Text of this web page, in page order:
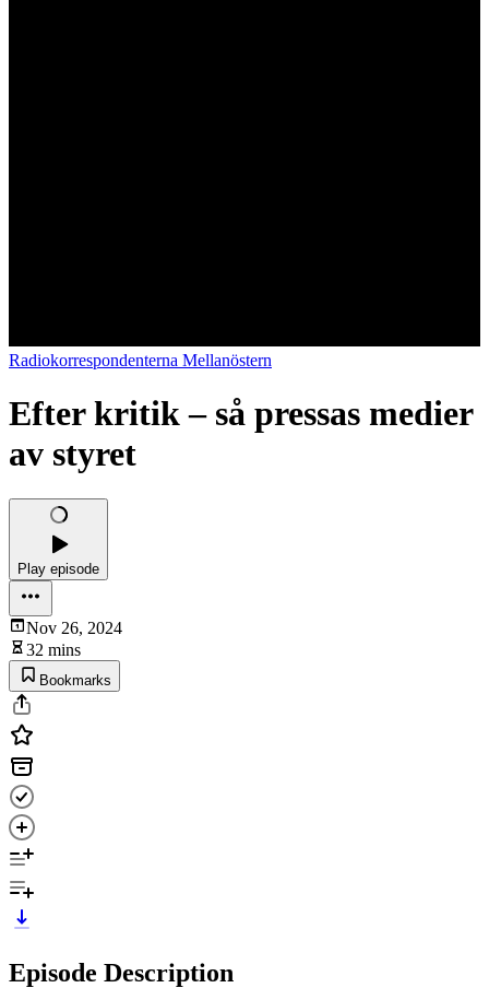
Radiokorrespondenterna Mellanöstern
Efter kritik – så pressas medier
av styret
Play episode
Nov 26, 2024
32 mins
Bookmarks
Episode Description